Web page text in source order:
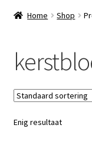
Assortiment
Account
Nieuws
Home Shop
Enig resultaat